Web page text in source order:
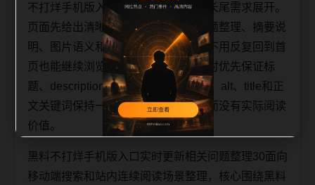
不打烊手机版入口、实时更新和相关长尾需求展开。
页面先给出清晰主题，再补充相关问题整理、摘要说
明、图片语义和可点击入口，让用户不用反复回到首
页也能继续浏览同类内容。每日更新时优先保证标
题、description、canonical、主题图、alt、title和正
文关键词保持一致，避免只替换词语而没有实际阅读
价值。
黑料不打烊手机版入口实时更新相关问题整理30面向
移动端搜索和站内连续阅读场景整理，核心围绕黑料